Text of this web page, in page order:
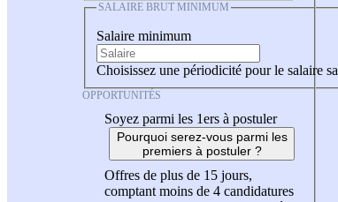
SALAIRE BRUT MINIMUM
Salaire minimum
Choisissez une périodicité pour le salaire
OPPORTUNITÉS
Soyez parmi les 1ers à postuler
Pourquoi serez-vous parmi les
premiers à postuler ?
Offres de plus de 15 jours,
comptant moins de 4 candidatures